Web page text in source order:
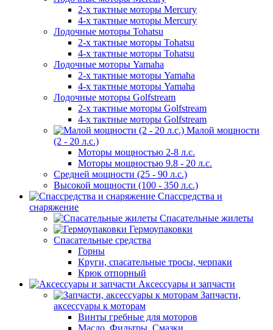
2-х тактные моторы Mercury
4-х тактные моторы Mercury
Лодочные моторы Tohatsu
2-х тактные моторы Tohatsu
4-х тактные моторы Tohatsu
Лодочные моторы Yamaha
2-х тактные моторы Yamaha
4-х тактные моторы Yamaha
Лодочные моторы Golfstream
2-х тактные моторы Golfstream
4-х тактные моторы Golfstream
Малой мощности
(2 - 20 л.с.)
Моторы мощностью 2-8 л.с.
Моторы мощностью 9.8 - 20 л.с.
Средней мощности (25 - 90 л.с.)
Высокой мощности (100 - 350 л.с.)
Спассредства и
снаряжение
Спасательные жилеты
Гермоупаковки
Спасательные средства
Горны
Круги, спасательные тросы, черпаки
Крюк отпорный
Аксессуары и запчасти
Запчасти,
аксессуары к моторам
Винты гребные для моторов
Масло, Фильтры, Смазки